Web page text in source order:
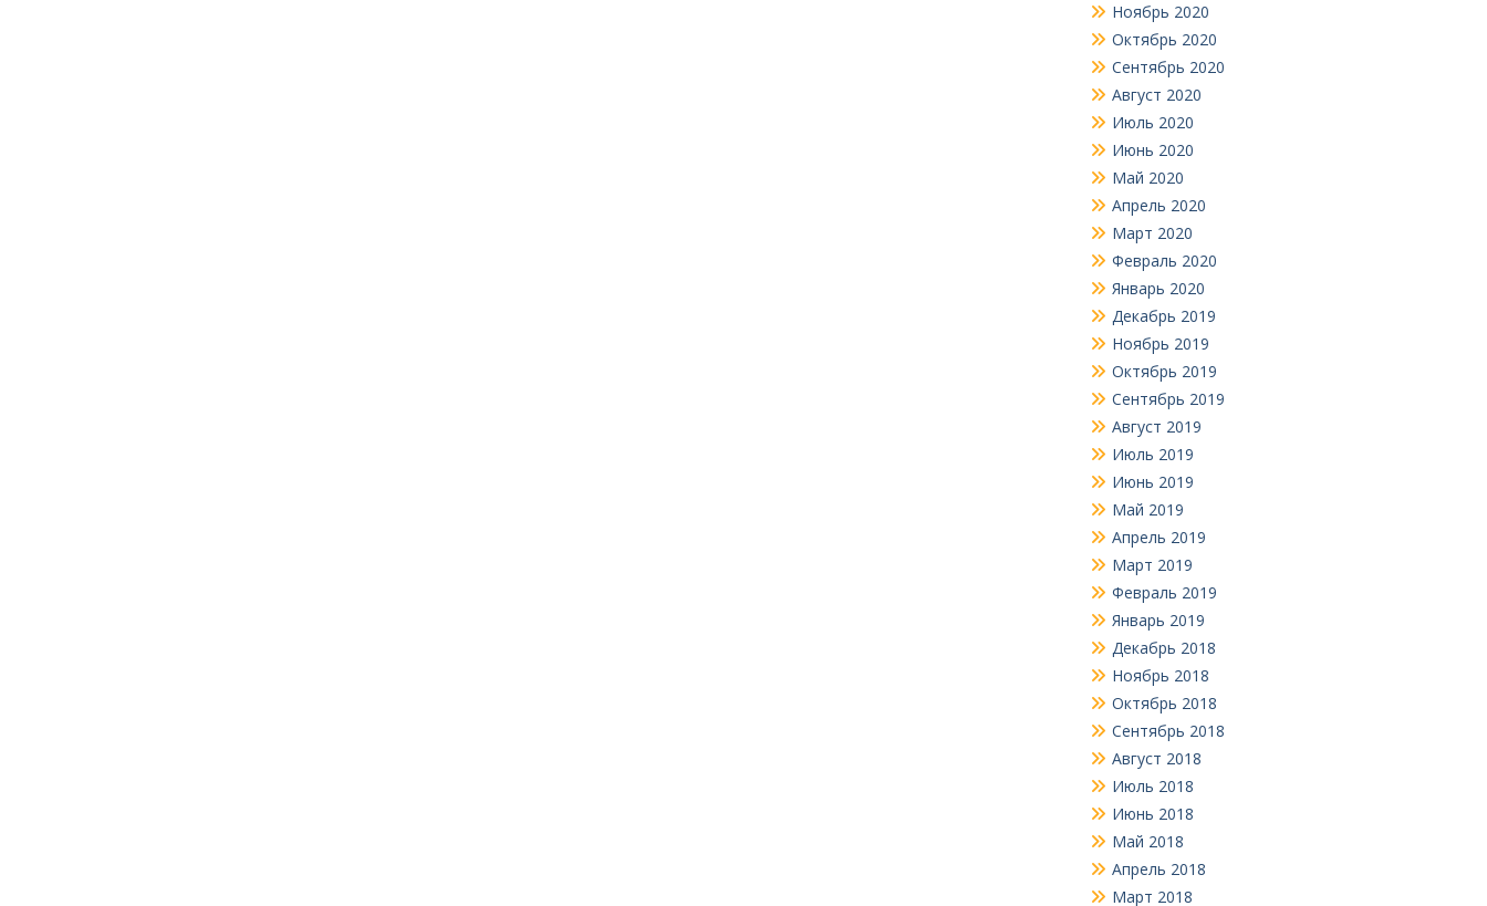
Ноябрь 2020
Октябрь 2020
Сентябрь 2020
Август 2020
Июль 2020
Июнь 2020
Май 2020
Апрель 2020
Март 2020
Февраль 2020
Январь 2020
Декабрь 2019
Ноябрь 2019
Октябрь 2019
Сентябрь 2019
Август 2019
Июль 2019
Июнь 2019
Май 2019
Апрель 2019
Март 2019
Февраль 2019
Январь 2019
Декабрь 2018
Ноябрь 2018
Октябрь 2018
Сентябрь 2018
Август 2018
Июль 2018
Июнь 2018
Май 2018
Апрель 2018
Март 2018